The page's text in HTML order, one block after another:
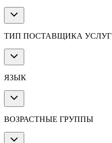
ТИП ПОСТАВЩИКА УСЛУГ
ЯЗЫК
ВОЗРАСТНЫЕ ГРУППЫ